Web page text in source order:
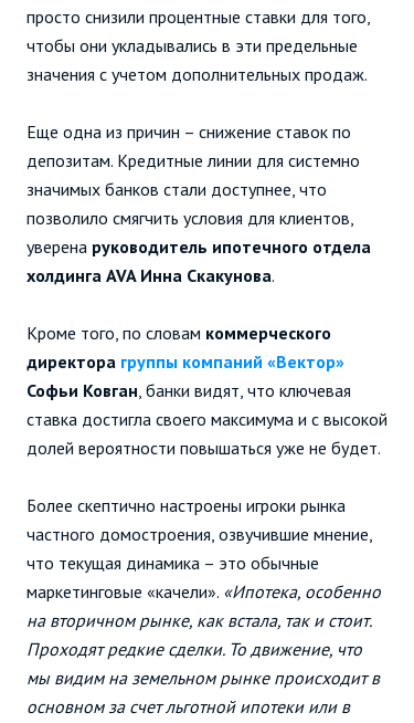
просто снизили процентные ставки для того,
чтобы они укладывались в эти предельные
значения с учетом дополнительных продаж.
Еще одна из причин – снижение ставок по
депозитам. Кредитные линии для системно
значимых банков стали доступнее, что
позволило смягчить условия для клиентов,
уверена руководитель ипотечного отдела
холдинга AVA Инна Скакунова.
Кроме того, по словам коммерческого
директора группы компаний «Вектор»
Софьи Ковган, банки видят, что ключевая
ставка достигла своего максимума и с высокой
долей вероятности повышаться уже не будет.
Более скептично настроены игроки рынка
частного домостроения, озвучившие мнение,
что текущая динамика – это обычные
маркетинговые «качели». «Ипотека, особенно
на вторичном рынке, как встала, так и стоит.
Проходят редкие сделки. То движение, что
мы видим на земельном рынке происходит в
основном за счет льготной ипотеки или в